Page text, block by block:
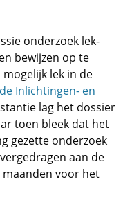
onderzoek lek-
bewijzen op te
lek in de
Inlichtingen- en
lag het dossier
toen bleek dat het
gezette onderzoek
aan de
voor het